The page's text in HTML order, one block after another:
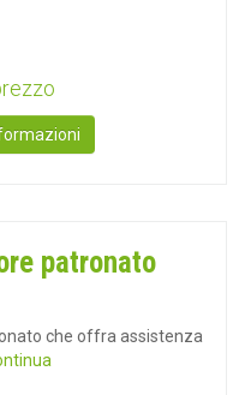
patronato
che offra assistenza